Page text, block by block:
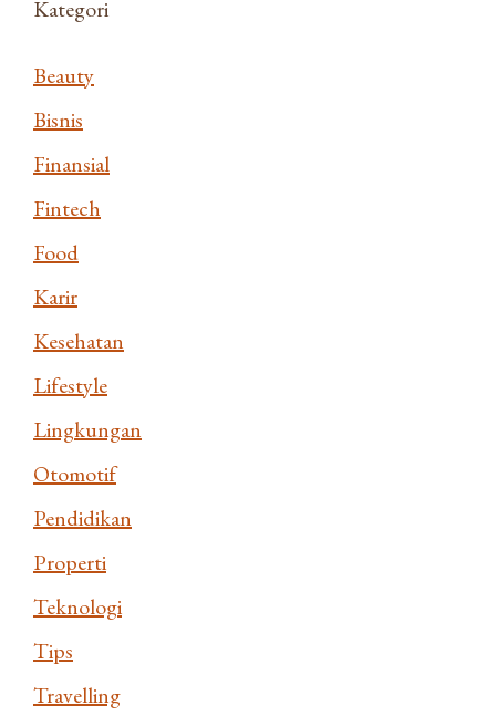
Kategori
Beauty
Bisnis
Finansial
Fintech
Food
Karir
Kesehatan
Lifestyle
Lingkungan
Otomotif
Pendidikan
Properti
Teknologi
Tips
Travelling